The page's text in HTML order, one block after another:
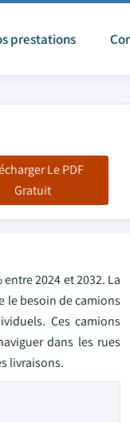
prestations
Le PDF
Gratuit
2024 et 2032. La
le besoin de camions
Ces camions
dans les rues
livraisons.